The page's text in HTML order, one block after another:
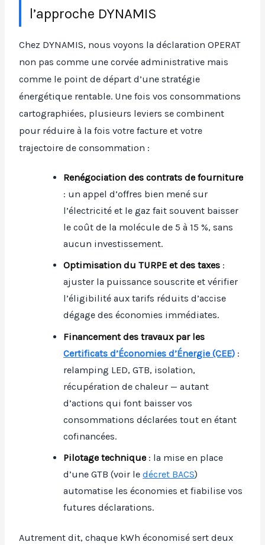
l’approche DYNAMIS
Chez DYNAMIS, nous voyons la déclaration OPERAT
non pas comme une corvée administrative mais
comme le point de départ d’une stratégie
énergétique rentable. Une fois vos consommations
cartographiées, plusieurs leviers se combinent
pour réduire à la fois votre facture et votre
trajectoire de consommation :
Renégociation des contrats de fourniture
: un appel d’offres bien mené sur
l’électricité et le gaz fait souvent baisser
le coût de la molécule de 5 à 15 %, sans
aucun investissement.
Optimisation du TURPE et des taxes :
ajuster la puissance souscrite et vérifier
l’éligibilité aux tarifs réduits d’accise
dégage des économies immédiates.
Financement des travaux par les
Certificats d’Économies d’Énergie (CEE) :
relamping LED, GTB, isolation,
récupération de chaleur — autant
d’actions qui font baisser vos
consommations déclarées tout en étant
cofinancées.
Pilotage technique : la mise en place
d’une GTB (voir ledécret BACS)
automatise les économies et fiabilise vos
futures déclarations.
Autrement dit, chaque kWh économisé sert deux